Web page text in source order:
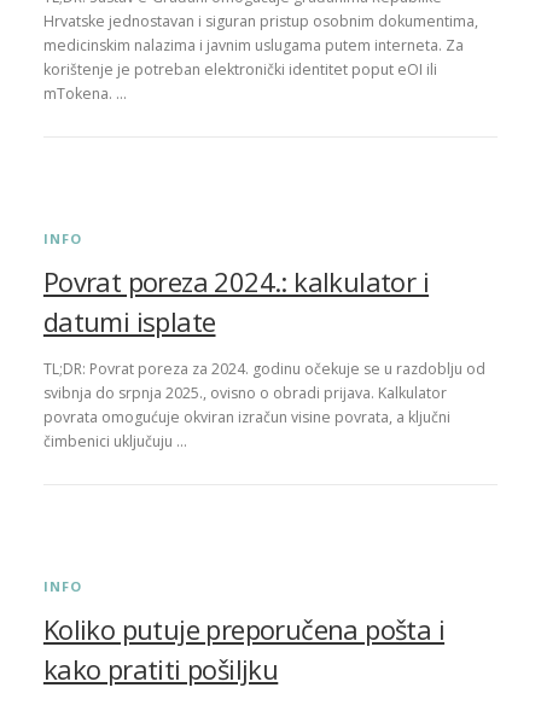
Hrvatske jednostavan i siguran pristup osobnim dokumentima,
medicinskim nalazima i javnim uslugama putem interneta. Za
korištenje je potreban elektronički identitet poput eOI ili
mTokena. …
INFO
Povrat poreza 2024.: kalkulator i
datumi isplate
TL;DR: Povrat poreza za 2024. godinu očekuje se u razdoblju od
svibnja do srpnja 2025., ovisno o obradi prijava. Kalkulator
povrata omogućuje okviran izračun visine povrata, a ključni
čimbenici uključuju …
INFO
Koliko putuje preporučena pošta i
kako pratiti pošiljku